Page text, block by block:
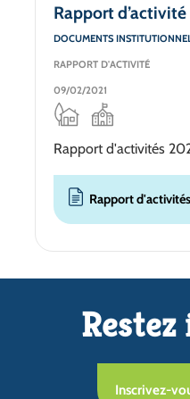
Rapport
DOCUMENTS
RAPPORT D'ACTIVITÉ
09/02/2021
Rapport d'activités
Rapport
Inscrivez-